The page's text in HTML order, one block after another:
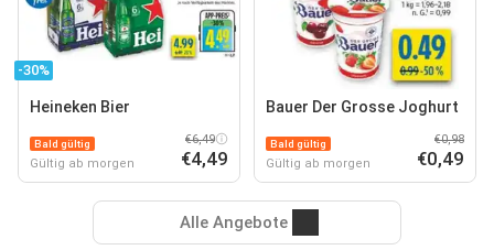
-30%
Heineken Bier
Bald gültig
Gültig ab morgen
€6,49
€4,49
Bauer Der Grosse Joghurt
Bald gültig
Gültig ab morgen
€0,98
€0,49
Alle Angebote